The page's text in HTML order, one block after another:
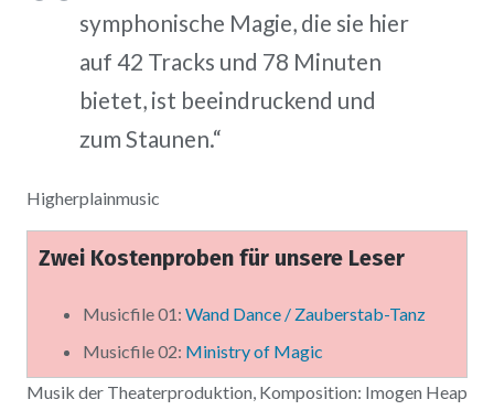
symphonische Magie, die sie hier
auf 42 Tracks und 78 Minuten
bietet, ist beeindruckend und
zum Staunen.“
Higherplainmusic
Zwei Kostenproben für unsere Leser
Musicfile 01: Wand Dance / Zauberstab-Tanz
Musicfile 02: Ministry of Magic
Musik der Theaterproduktion, Komposition: Imogen Heap